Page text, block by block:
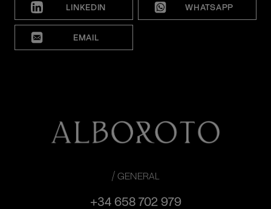
LINKEDIN WHATSAPP
EMAIL
/ GENERAL
+34 658 702 979